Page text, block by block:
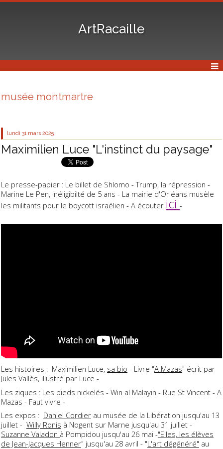
ArtRacaille
musée montmartre
lundi 31 mars 2025
Maximilien Luce "L'instinct du paysage"
Le presse-papier : Le billet de Shlomo - Trump, la répression -
Marine Le Pen, inéligibilté de 5 ans - La mairie d'Orléans musèle
les militants pour le boycott israélien - A écouter ici -
Les histoires : Maximilien Luce, sa bio - Livre "A Mazas" écrit par
Jules Vallès, illustré par Luce -
Les ziques : Les pieds nickelés - Win al Malayin - Rue St Vincent - A
Mazas - Faut vivre -
Les expos : Daniel Cordier au musée de la Libération jusqu'au 13
juillet - Willy Ronis à Nogent sur Marne jusqu'au 31 juillet -
Suzanne Valadon à Pompidou jusqu'au 26 mai -"Elles, les élèves
de Jean-Jacques Henner" jusqu'au 28 avril - "L'art dégénéré" au